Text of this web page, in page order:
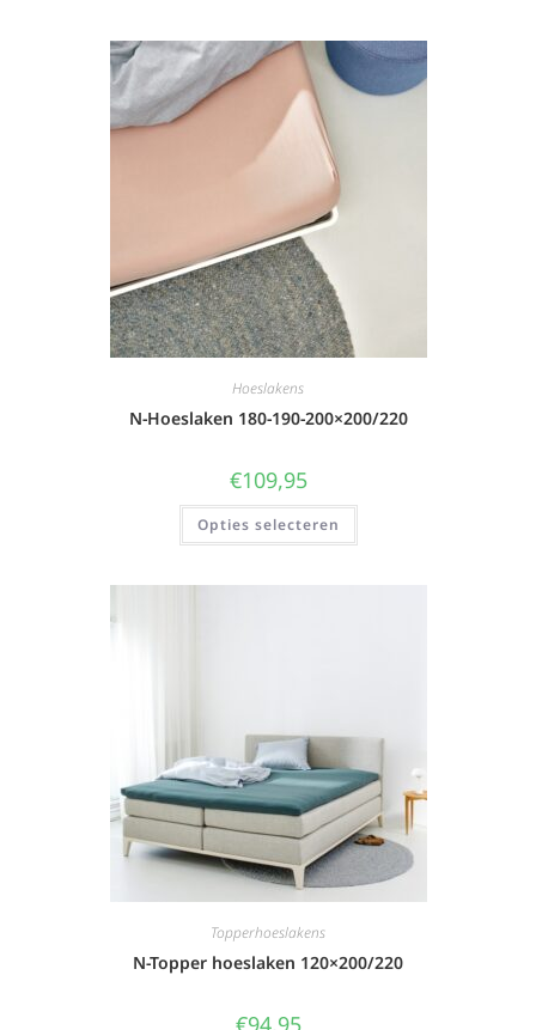
Hoeslakens
N-Hoeslaken 180-190-200×200/220
€109,95
Opties selecteren
Topperhoeslakens
N-Topper hoeslaken 120×200/220
€94,95